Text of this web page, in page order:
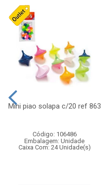
Mini piao solapa c/20 ref 863
Código: 106486
Embalagem: Unidade
Caixa Com: 24 Unidade(s)